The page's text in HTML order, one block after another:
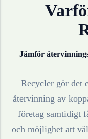
Jämför
Recycler gör det
återvinning av
företag samtidigt
och möjlighet att